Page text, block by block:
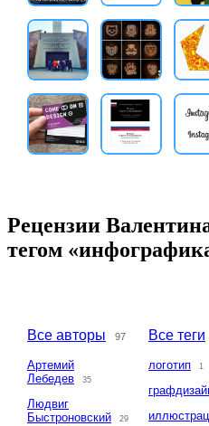
Рецензии
тегом
Все авторы 97
Артемий
Лебедев
35
Людвиг
Быстроновский
29
Все теги
логотип 1